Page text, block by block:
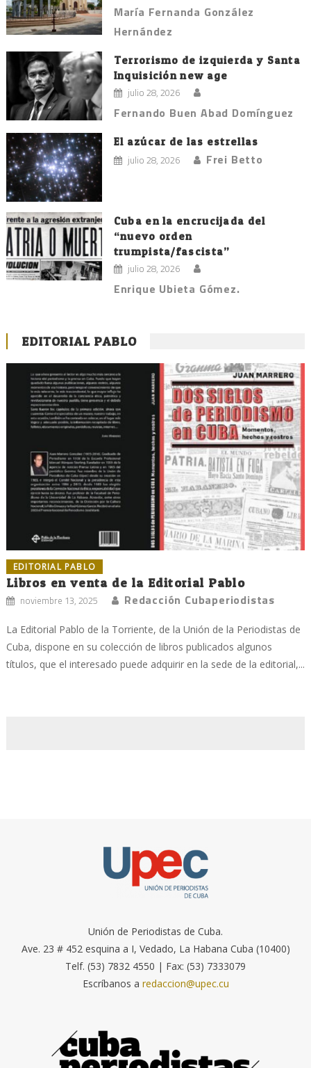
María Fernanda González
Hernández
Terrorismo de izquierda y Santa
Inquisición new age
julio 28, 2026
Fernando Buen Abad Domínguez
El azúcar de las estrellas
julio 28, 2026 Frei Betto
Cuba en la encrucijada del
“nuevo orden
trumpista/fascista”
julio 28, 2026
Enrique Ubieta Gómez.
EDITORIAL PABLO
EDITORIAL PABLO
Libros en venta de la Editorial Pablo
noviembre 13, 2025 Redacción Cubaperiodistas
La Editorial Pablo de la Torriente, de la Unión de la Periodistas de
Cuba, dispone en su colección de libros publicados algunos
títulos, que el interesado puede adquirir en la sede de la editorial,...
Unión de Periodistas de Cuba.
Ave. 23 # 452 esquina a I, Vedado, La Habana Cuba (10400)
Telf. (53) 7832 4550 | Fax: (53) 7333079
Escríbanos a redaccion@upec.cu